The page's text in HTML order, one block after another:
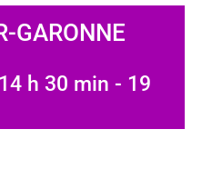
GARONNE
h 30 min - 19